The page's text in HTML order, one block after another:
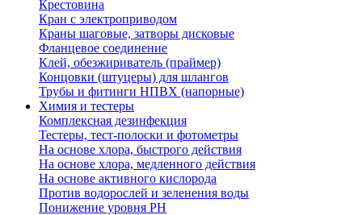
Крестовина
Кран с электроприводом
Краны шаговые, затворы дисковые
Фланцевое соединение
Клей, обезжириватель (праймер)
Концовки (штуцеры) для шлангов
Трубы и фитинги НПВХ (напорные)
Химия и тестеры
Комплексная дезинфекция
Тестеры, тест-полоски и фотометры
На основе хлора, быстрого действия
На основе хлора, медленного действия
На основе активного кислорода
Против водорослей и зеленения воды
Понижение уровня РН